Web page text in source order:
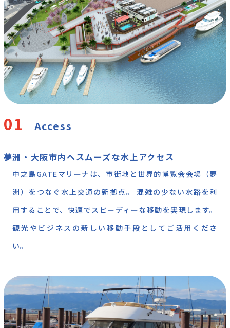
Access
夢洲・大阪市内へスムーズな水上アクセス
中之島GATEマリーナは、市街地と世界的博覧会会場（夢
洲）をつなぐ水上交通の新拠点。 混雑の少ない水路を利
用することで、快適でスピーディーな移動を実現します。
観光やビジネスの新しい移動手段としてご活用くださ
い。